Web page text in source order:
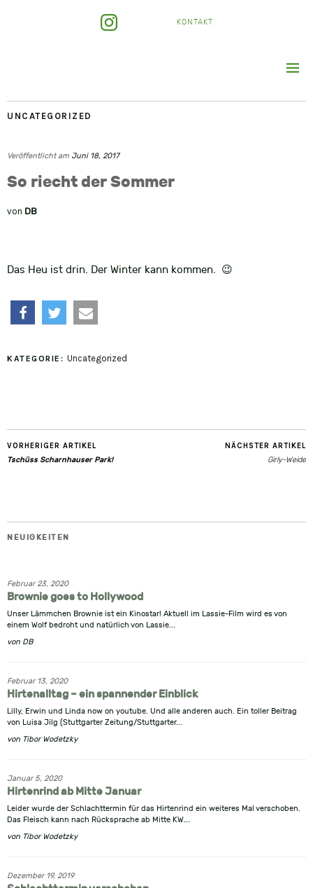
KONTAKT
UNCATEGORIZED
Veröffentlicht am Juni 18, 2017
So riecht der Sommer
von DB
Das Heu ist drin. Der Winter kann kommen. 😉
mail
KATEGORIE: Uncategorized
VORHERIGER ARTIKEL
Tschüss Scharnhauser Park!
NÄCHSTER ARTIKEL
Girly-Weide
NEUIGKEITEN
Februar 23, 2020
Brownie goes to Hollywood
Unser Lämmchen Brownie ist ein Kinostar! Aktuell im Lassie-Film wird es von
einem Wolf bedroht und natürlich von Lassie...
von DB
Februar 13, 2020
Hirtenalltag – ein spannender Einblick
Lilly, Erwin und Linda now on youtube. Und alle anderen auch. Ein toller Beitrag
von Luisa Jilg (Stuttgarter Zeitung/Stuttgarter...
von Tibor Wodetzky
Januar 5, 2020
Hirtenrind ab Mitte Januar
Leider wurde der Schlachttermin für das Hirtenrind ein weiteres Mal verschoben.
Das Fleisch kann nach Rücksprache ab Mitte KW...
von Tibor Wodetzky
Dezember 19, 2019